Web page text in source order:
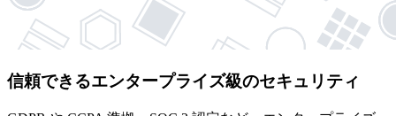
信頼できるエンタープライズ級のセキュリティ